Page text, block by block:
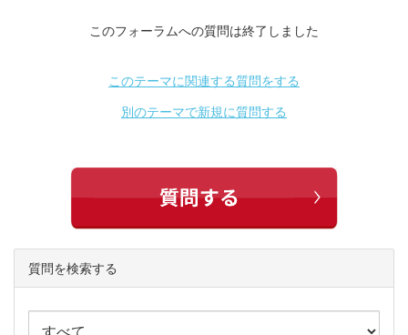
このフォーラムへの質問は終了しました
このテーマに関連する質問をする
別のテーマで新規に質問する
質問を検索する